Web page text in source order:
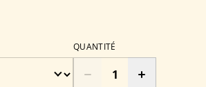
QUANTITÉ